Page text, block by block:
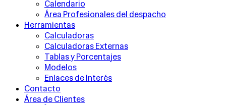
Calendario
Área Profesionales del despacho
Herramientas
Calculadoras
Calculadoras Externas
Tablas y Porcentajes
Modelos
Enlaces de Interés
Contacto
Área de Clientes